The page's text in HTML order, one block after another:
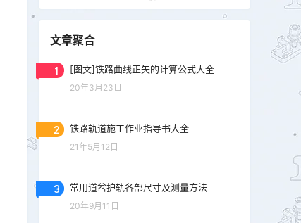
文章聚合
1 [图文]铁路曲线正矢的计算公式大全
20年3月23日
2 铁路轨道施工作业指导书大全
21年5月12日
3 常用道岔护轨各部尺寸及测量方法
20年9月11日